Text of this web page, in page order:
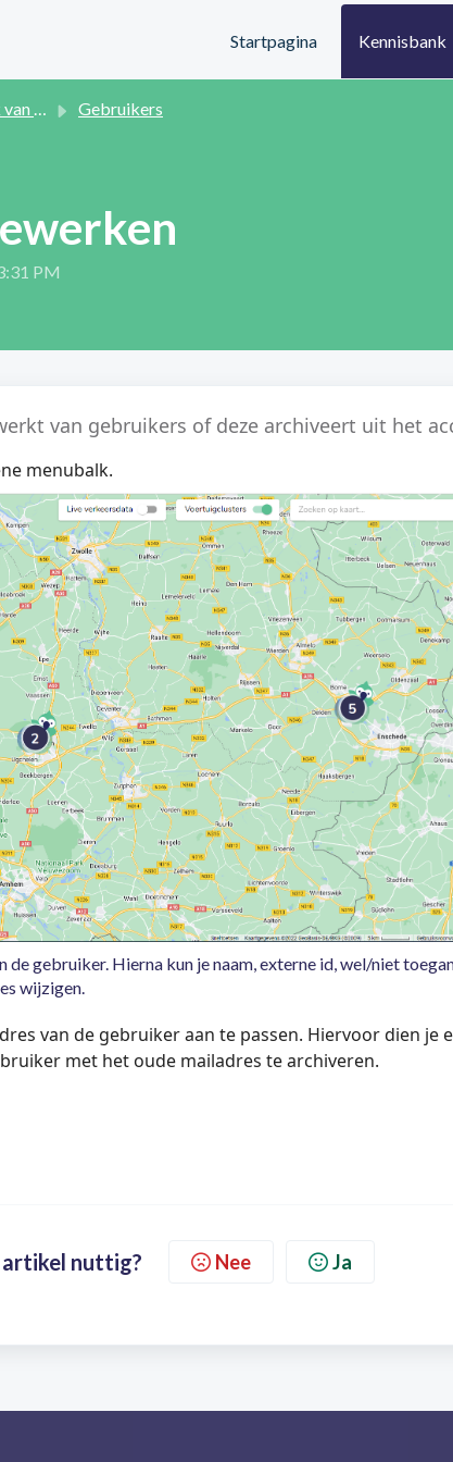
Startpagina Kennisbank
Gebruikers
PM
van gebruikers of deze archiveert uit het
menubalk.
de gebruiker. Hierna kun je naam, externe id, wel/niet
wijzigen.
van de gebruiker aan te passen. Hiervoor dien je
met het oude mailadres te archiveren.
nuttig? Nee Ja